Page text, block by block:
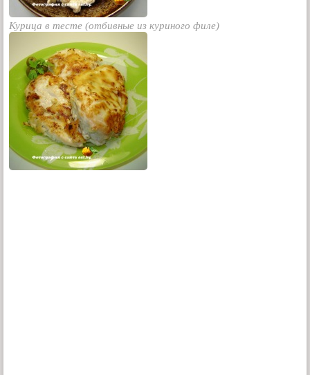
Курица в тесте (отбивные из куриного филе)